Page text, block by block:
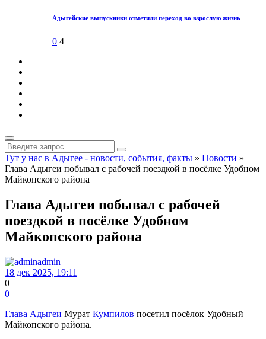
Адыгейские выпускники отметили переход во взрослую жизнь
0 4
Тут у нас в Адыгее - новости, события, факты » Новости »
Глава Адыгеи побывал с рабочей поездкой в посёлке Удобном
Майкопского района
Глава Адыгеи побывал с рабочей
поездкой в посёлке Удобном
Майкопского района
admin
18 дек 2025, 19:11
0
0
Глава Адыгеи Мурат Кумпилов посетил посёлок Удобный
Майкопского района.